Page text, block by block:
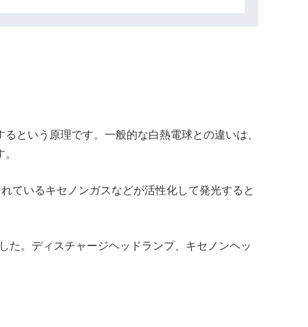
という原理です。一般的な白熱電球との違いは、
ているキセノンガスなどが活性化して発光すると
た。ディスチャージヘッドランプ、キセノンヘッ